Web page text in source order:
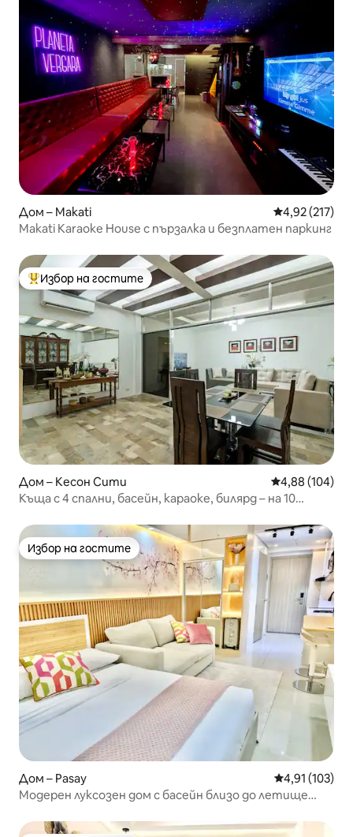
Дом – Makati Средна
4,92 (217)
Makati Karaoke House с пързалка и безплатен паркинг
Най-популярен избор на гостите
Избор на гостите
Дом – Кесон Сити Средна
4,88 (104)
Къща с 4 спални, басейн, караоке, билярд – на 10
Избор на гостите
Избор на гостите
Дом – Pasay Средна
4,91 (103)
Модерен луксозен дом с басейн близо до летище